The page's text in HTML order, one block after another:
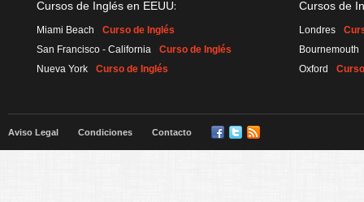
Cursos de Inglés en EEUU:
Miami Beach
Curso de Inglés
San Francisco - California
Curso de Inglés
Nueva York
Curso de Inglés
Cursos de
Londres
Bournemouth
Oxford
Aviso Legal Condiciones Contacto